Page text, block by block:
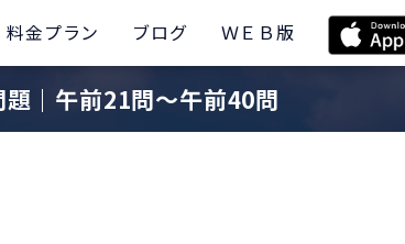
料金プラン ブログ ＷＥＢ版
｜午前21問〜午前40問